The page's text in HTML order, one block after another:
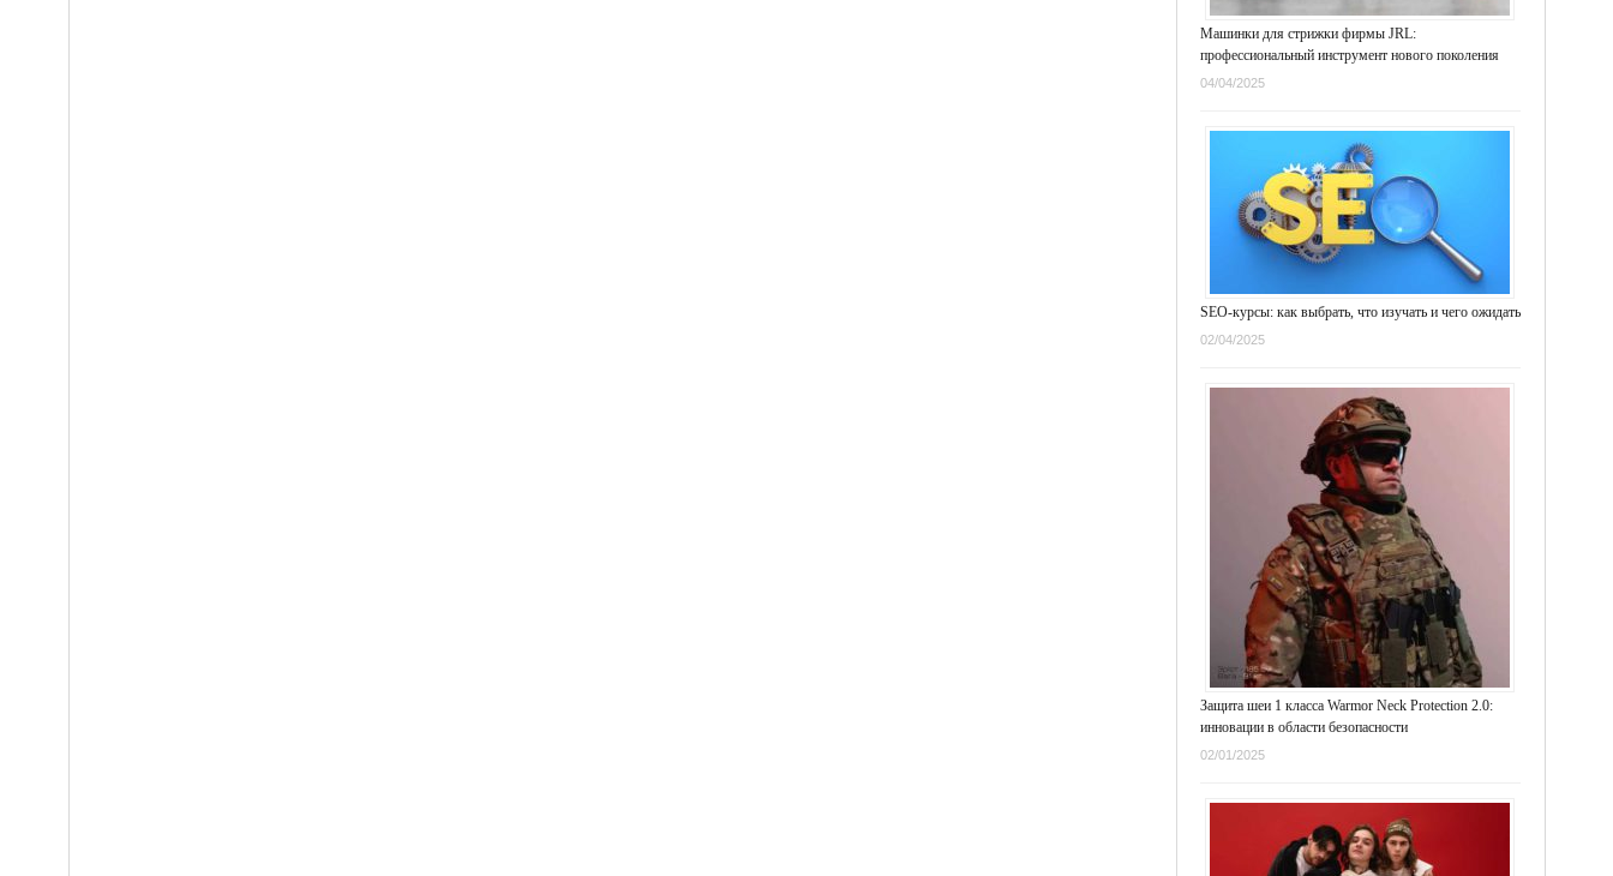
Машинки для стрижки фирмы JRL:
профессиональный инструмент нового поколения
04/04/2025
SEO-курсы: как выбрать, что изучать и чего ожидать
02/04/2025
Защита шеи 1 класса Warmor Neck Protection 2.0:
инновации в области безопасности
02/01/2025